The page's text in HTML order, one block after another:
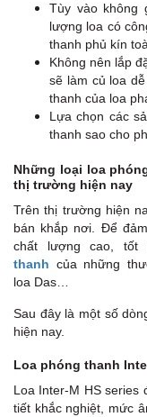
Tùy vào không
lượng loa có
thanh phủ kín
Không nên lắp
sẽ làm củ loa
thanh của loa
Lựa chọn các
thanh sao cho
Những loại loa
thị trường hiện nay
Trên thị trường hiện
bán khắp nơi. Để
chất lượng cao, tốt
thanh của những
loa Das…
Sau đây là một số
hiện nay.
Loa phóng thanh
Loa Inter-M HS
tiết khắc nghiệt, mức